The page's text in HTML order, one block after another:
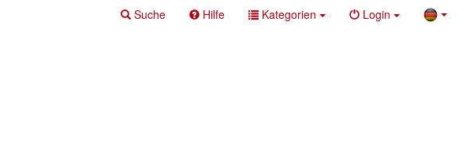
Suche Hilfe Kategorien Login